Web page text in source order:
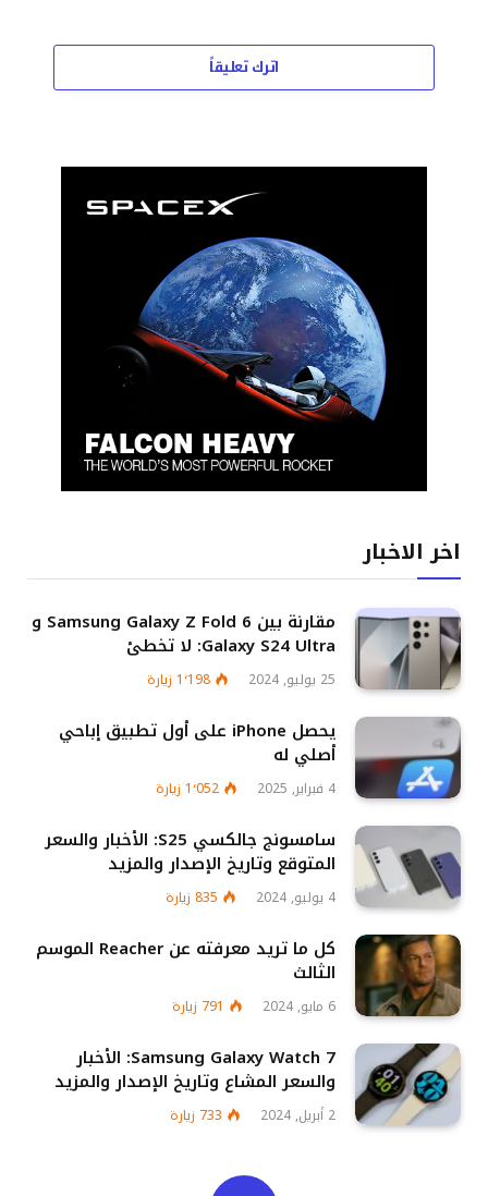
اترك تعليقاً
اخر الاخبار
مقارنة بين Samsung Galaxy Z Fold 6 و
Galaxy S24 Ultra: لا تخطئ
25 يوليو, 2024 1٬198 زيارة
يحصل iPhone على أول تطبيق إباحي
أصلي له
4 فبراير, 2025 1٬052 زيارة
سامسونج جالكسي S25: الأخبار والسعر
المتوقع وتاريخ الإصدار والمزيد
4 يوليو, 2024 835 زيارة
كل ما تريد معرفته عن Reacher الموسم
الثالث
6 مايو, 2024 791 زيارة
Samsung Galaxy Watch 7: الأخبار
والسعر المشاع وتاريخ الإصدار والمزيد
2 أبريل, 2024 733 زيارة